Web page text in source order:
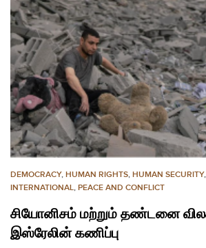
DEMOCRACY, HUMAN RIGHTS, HUMAN SECURITY,
INTERNATIONAL, PEACE AND CONFLICT
சியோனிசம் மற்றும் தண்டனை
இஸ்ரேலின் கணிப்பு